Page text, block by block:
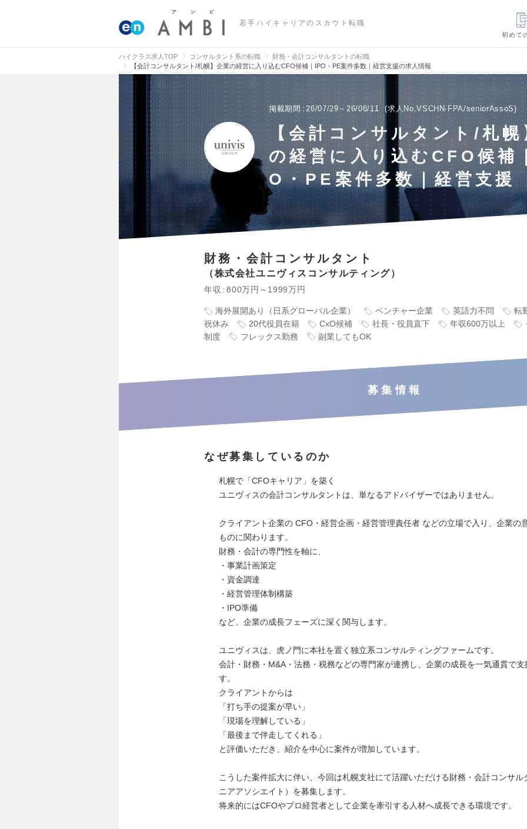
若手ハイキャリアのスカウト転職
初めて
ハイクラス求人TOP コンサルタント系の転職
財務・会計コンサルタントの転職
【会計コンサルタント/札幌】企業の経営に入り込むCFO候補｜IPO・PE案件多数｜経営支援の求人情報
掲載期間 26/07/29～26/08/11 求人No.VSCHN-FPA/seniorAssoS
【会計コンサルタント/札幌
の経営に入り込むCFO候補
O・PE案件多数｜経営支援
財務・会計コンサルタント
株式会社ユニヴィスコンサルティング
年収 800万円～1999万円
海外展開あり（日系グローバル企業） ベンチャー企業 英語力不問
転
祝休み
20代役員在籍 CxO候補 社長・役員直下 年収600万以上
制度
フレックス勤務 副業してもOK
募集情報
なぜ募集しているのか
札幌で「CFOキャリア」を築く
ユニヴィスの会計コンサルタントは、単なるアドバイザーではありません。
クライアント企業の CFO・経営企画・経営管理責任者 などの立場で入り、企業の
ものに関わります。
財務・会計の専門性を軸に、
・事業計画策定
・資金調達
・経営管理体制構築
・IPO準備
など、企業の成長フェーズに深く関与します。
ユニヴィスは、虎ノ門に本社を置く独立系コンサルティングファームです。
会計・財務・M&A・法務・税務などの専門家が連携し、企業の成長を一気通貫で支
す。
クライアントからは
「打ち手の提案が早い」
「現場を理解している」
「最後まで伴走してくれる」
と評価いただき、紹介を中心に案件が増加しています。
こうした案件拡大に伴い、今回は札幌支社にて活躍いただける財務・会計コンサル
ニアアソシエイト）を募集します。
将来的にはCFOやプロ経営者として企業を牽引する人材へ成長できる環境です。